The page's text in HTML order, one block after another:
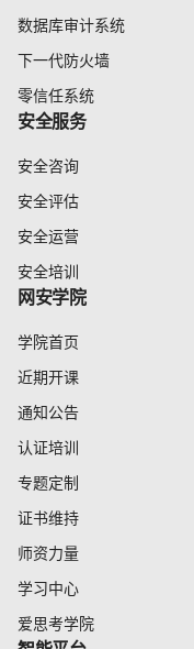
数据库审计系统
下一代防火墙
零信任系统
安全服务
安全咨询
安全评估
安全运营
安全培训
网安学院
学院首页
近期开课
通知公告
认证培训
专题定制
证书维持
师资力量
学习中心
爱思考学院